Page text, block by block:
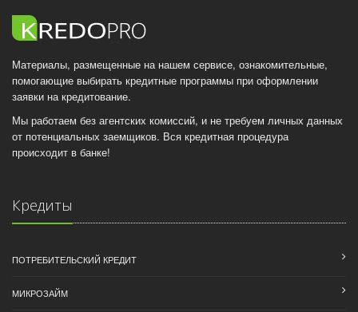
Материалы, размещенные на нашем сервисе, ознакомительные,
помогающие выбирать кредитные программы при оформлении
заявки на кредитование.
Мы работаем без агентских комиссий, и не требуем личных данных
от потенциальных заемщиков. Вся кредитная процедура
происходит в банке!
Кредиты
ПОТРЕБИТЕЛЬСКИЙ КРЕДИТ
МИКРОЗАЙМ